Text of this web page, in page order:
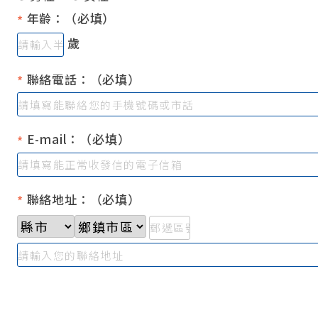
* 年齡：（必填）
歲
* 聯絡電話：（必填）
* E-mail：（必填）
* 聯絡地址：（必填）